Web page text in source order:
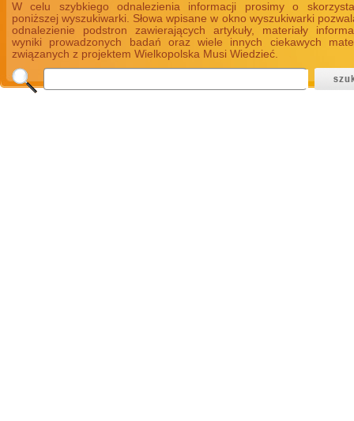
W celu szybkiego odnalezienia informacji prosimy o
poniższej wyszukiwarki. Słowa wpisane w okno wyszukiwarki
odnalezienie podstron zawierających artykuły, materiały
wyniki prowadzonych badań oraz wiele innych ciekawych
związanych z projektem Wielkopolska Musi Wiedzieć.